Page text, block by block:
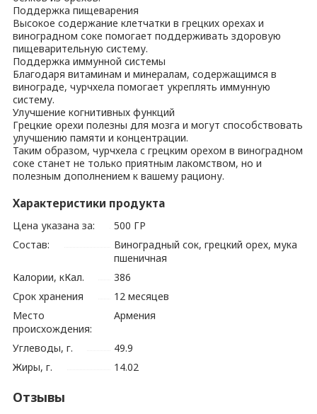
Поддержка пищеварения
Высокое содержание клетчатки в грецких орехах и
виноградном соке помогает поддерживать здоровую
пищеварительную систему.
Поддержка иммунной системы
Благодаря витаминам и минералам, содержащимся в
винограде, чурчхела помогает укреплять иммунную
систему.
Улучшение когнитивных функций
Грецкие орехи полезны для мозга и могут способствовать
улучшению памяти и концентрации.
Таким образом, чурчхела с грецким орехом в виноградном
соке станет не только приятным лакомством, но и
полезным дополнением к вашему рациону.
Характеристики продукта
Цена указана за:
500 ГР
Состав:
Виноградный сок, грецкий орех, мука
пшеничная
Калории, кКал.
386
Срок хранения
12 месяцев
Место
происхождения:
Армения
Углеводы, г.
49.9
Жиры, г.
14.02
Отзывы